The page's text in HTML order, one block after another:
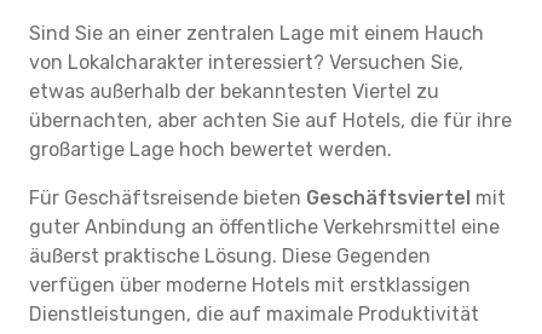
Sind Sie an einer zentralen Lage mit einem Hauch
von Lokalcharakter interessiert? Versuchen Sie,
etwas außerhalb der bekanntesten Viertel zu
übernachten, aber achten Sie auf Hotels, die für ihre
großartige Lage hoch bewertet werden.
Für Geschäftsreisende bieten Geschäftsviertel mit
guter Anbindung an öffentliche Verkehrsmittel eine
äußerst praktische Lösung. Diese Gegenden
verfügen über moderne Hotels mit erstklassigen
Dienstleistungen, die auf maximale Produktivität